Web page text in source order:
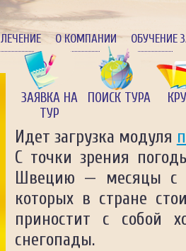
ЛЕЧЕНИЕ О КОМПАНИИ ОБУЧЕНИЕ
ЗАЯВКА НА
ТУР
ПОИСК ТУРА
Идет загрузка модуля
С точки зрения
Швецию — месяцы с
которых в стране
приностит с собой
снегопады.